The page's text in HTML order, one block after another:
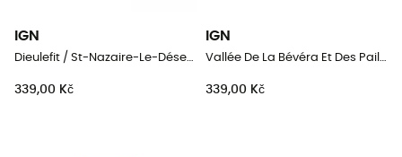
IGN
Dieulefit / St-Nazaire-Le-Désert / Forêt De Saou
339,00 Kč
IGN
Vallée De La Bévéra Et Des Paillons - Pn Du Mercantour
339,00 Kč